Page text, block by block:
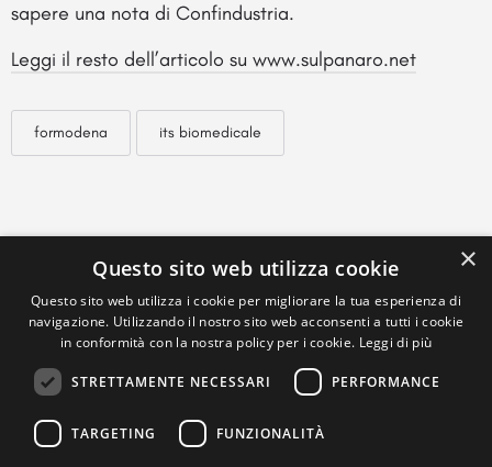
sapere una nota di Confindustria.
Leggi il resto dell’articolo su www.sulpanaro.net
formodena its biomedicale
×
Questo sito web utilizza cookie
Questo sito web utilizza i cookie per migliorare la tua esperienza di
navigazione. Utilizzando il nostro sito web acconsenti a tutti i cookie
in conformità con la nostra policy per i cookie. Leggi di più
STRETTAMENTE NECESSARI PERFORMANCE
TARGETING FUNZIONALITÀ